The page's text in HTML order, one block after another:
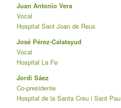
Juan Antonio Vera
Vocal
Hospital Sant Joan de Reus
José Pérez-Calatayud
Vocal
Hospital La Fe
Jordi Sáez
Co-presidente
Hospital de la Santa Creu i Sant Pau